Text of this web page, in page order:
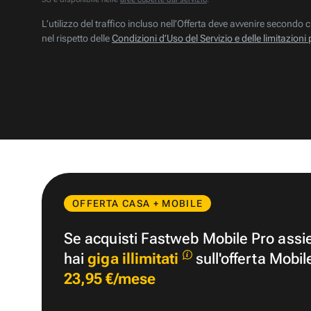
L’utilizzo del traffico incluso nell’Offerta deve avvenire
nel rispetto delleCondizioni d’Uso del Servizio e delle limitazioni
OFFERTA CASA + MOBILE
Se acquisti Fastweb Mobile Pro
haigiga illimitati
sull'offerta
23,95 €/mese